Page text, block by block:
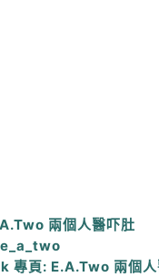
兩個人醫吓肚
專頁: E.A.Two 兩個人